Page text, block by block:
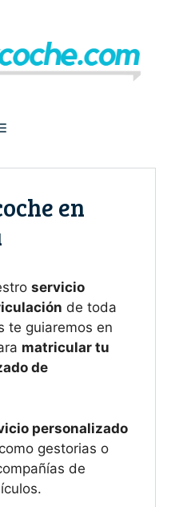
Menú
en
servicio
de toda
te guiaremos en
matricular tu
de
personalizado
gestorias o
de